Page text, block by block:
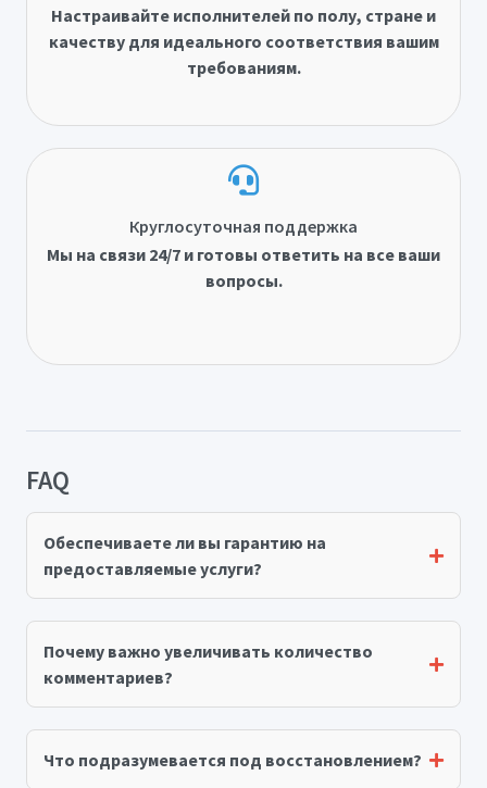
Настраивайте исполнителей по полу, стране и
качеству для идеального соответствия вашим
требованиям.
Круглосуточная поддержка
Мы на связи 24/7 и готовы ответить на все ваши
вопросы.
FAQ
Обеспечиваете ли вы гарантию на
предоставляемые услуги?
Почему важно увеличивать количество
комментариев?
Что подразумевается под восстановлением?